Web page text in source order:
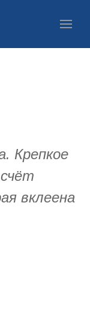
Крепкое
вклеена